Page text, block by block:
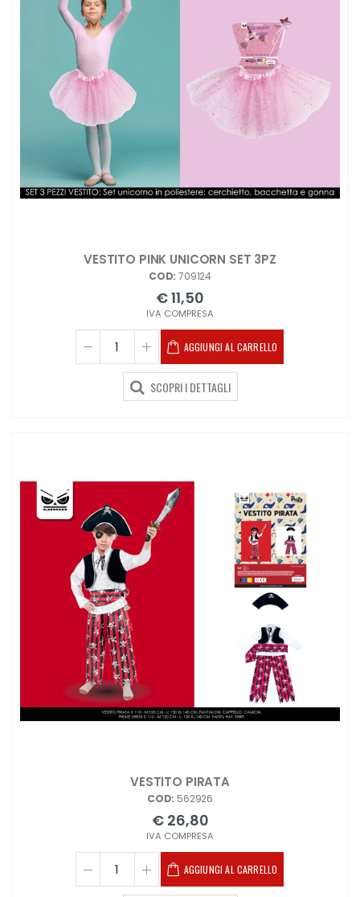
VESTITO PINK UNICORN SET 3PZ
COD: 709124
€ 11,50
IVA COMPRESA
AGGIUNGI AL CARRELLO
SCOPRI I DETTAGLI
VESTITO PIRATA
COD: 562926
€ 26,80
IVA COMPRESA
AGGIUNGI AL CARRELLO